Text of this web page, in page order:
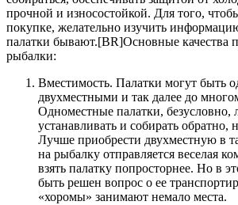
прочной и износостойкой. Для того,
покупке, желательно изучить
палатки бывают.[BR]Основные качества
рыбалки:
Вместимость. Палатки могут быть
двухместными и так далее до
Одноместные палатки, безусловно,
устанавливать и собирать обратно,
Лучше приобрести двухместную в
на рыбалку отправляется веселая
взять палатку попросторнее. Но в
быть решен вопрос о ее
«хоромы» занимают немало места.